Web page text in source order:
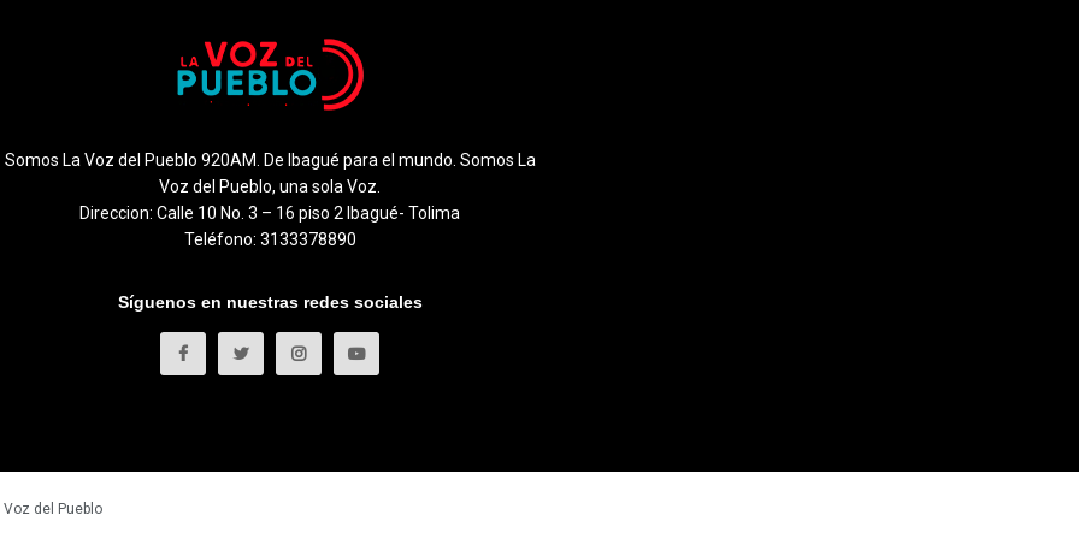
Somos La Voz del Pueblo 920AM. De Ibagué para el mundo. Somos La
Voz del Pueblo, una sola Voz.
Direccion: Calle 10 No. 3 – 16 piso 2 Ibagué- Tolima
Teléfono: 3133378890
Síguenos en nuestras redes sociales
Voz del Pueblo